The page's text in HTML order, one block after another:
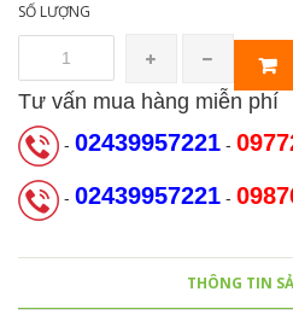
SỐ LƯỢNG
Tư vấn mua hàng miễn phí
- 02439957221 -
- 02439957221 -
THÔNG TIN